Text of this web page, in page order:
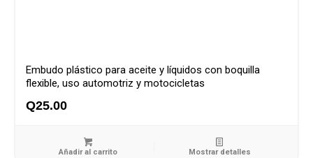
Embudo plástico para aceite y líquidos con boquilla
flexible, uso automotriz y motocicletas
Q25.00
Añadir al carrito Mostrar detalles